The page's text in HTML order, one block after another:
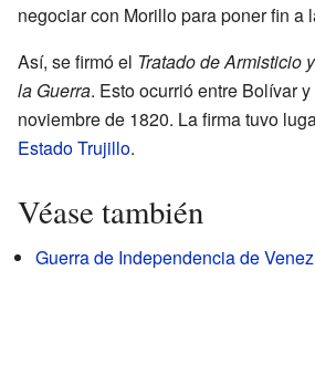
negociar con Morillo para poner fin a
Así, se firmó el Tratado de Armisticio
la Guerra. Esto ocurrió entre Bolívar
noviembre de 1820. La firma tuvo
Estado Trujillo.
Véase también
Guerra de Independencia de